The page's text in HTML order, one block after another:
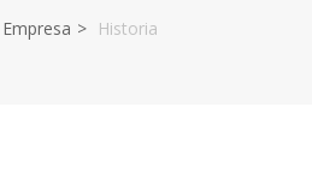
Empresa Historia